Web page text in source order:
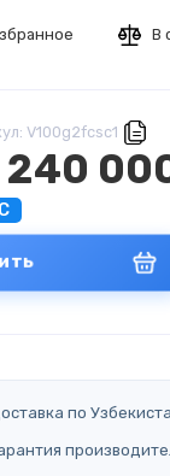
V100g2fcsc1
по
В